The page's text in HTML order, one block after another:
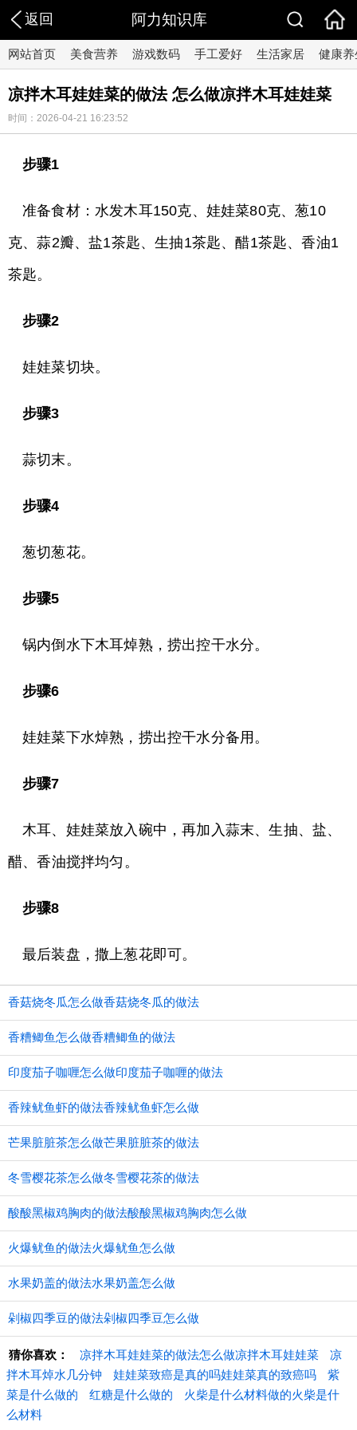
返回 阿力知识库
网站首页 美食营养 游戏数码 手工爱好 生活家居 健康养
凉拌木耳娃娃菜的做法 怎么做凉拌木耳娃娃菜
时间：2026-04-21 16:23:52
步骤1
准备食材：水发木耳150克、娃娃菜80克、葱10
克、蒜2瓣、盐1茶匙、生抽1茶匙、醋1茶匙、香油1
茶匙。
步骤2
娃娃菜切块。
步骤3
蒜切末。
步骤4
葱切葱花。
步骤5
锅内倒水下木耳焯熟，捞出控干水分。
步骤6
娃娃菜下水焯熟，捞出控干水分备用。
步骤7
木耳、娃娃菜放入碗中，再加入蒜末、生抽、盐、
醋、香油搅拌均匀。
步骤8
最后装盘，撒上葱花即可。
香菇烧冬瓜怎么做香菇烧冬瓜的做法
香糟鲫鱼怎么做香糟鲫鱼的做法
印度茄子咖喱怎么做印度茄子咖喱的做法
香辣鱿鱼虾的做法香辣鱿鱼虾怎么做
芒果脏脏茶怎么做芒果脏脏茶的做法
冬雪樱花茶怎么做冬雪樱花茶的做法
酸酸黑椒鸡胸肉的做法酸酸黑椒鸡胸肉怎么做
火爆鱿鱼的做法火爆鱿鱼怎么做
水果奶盖的做法水果奶盖怎么做
剁椒四季豆的做法剁椒四季豆怎么做
猜你喜欢： 凉拌木耳娃娃菜的做法怎么做凉拌木耳娃娃菜
凉
拌木耳焯水几分钟
娃娃菜致癌是真的吗娃娃菜真的致癌吗
紫
菜是什么做的
红糖是什么做的
火柴是什么材料做的火柴是什
么材料